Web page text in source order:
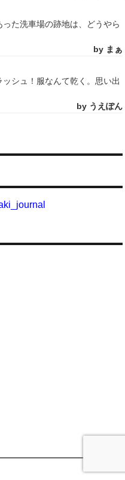
た洗車場の跡地は、どうやら
by まぁ
シュ！服なんて乾く。思い出
by うえぽん